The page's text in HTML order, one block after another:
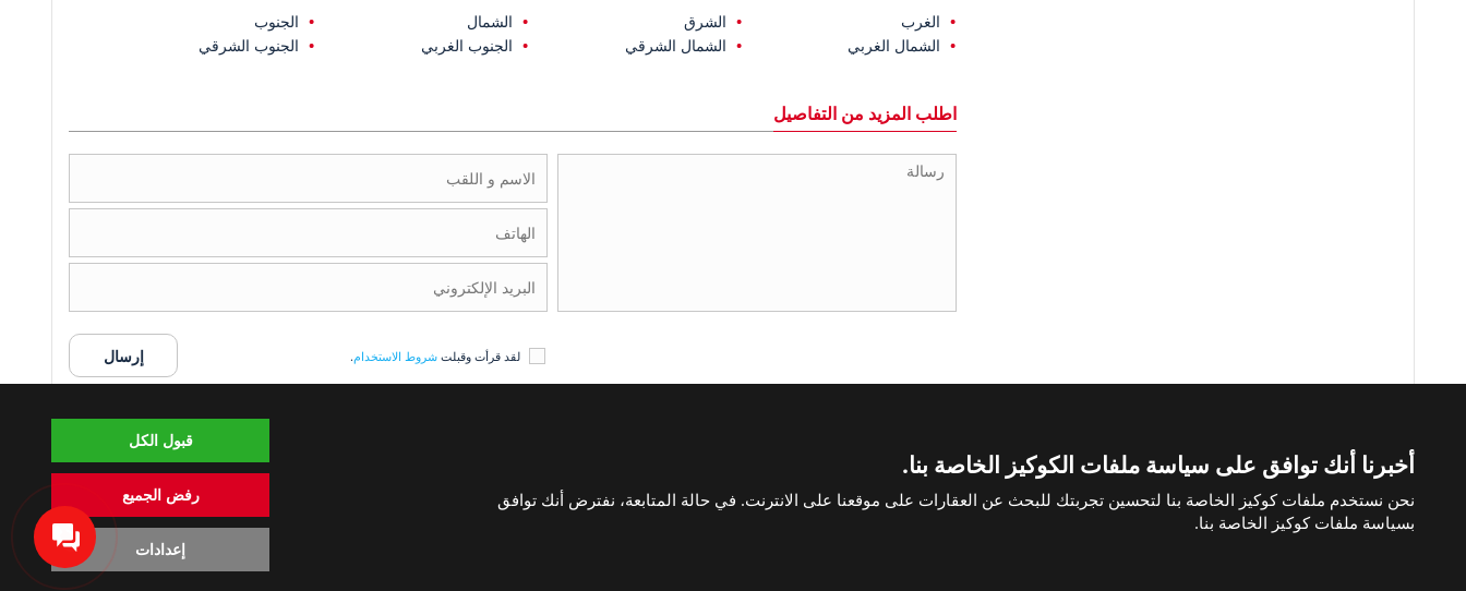
الغرب الشرق الشمال
الجنوب
الشمال الغربي
الشمال الشرقي الجنوب الغربي الجنوب الشرقي
اطلب المزيد من التفاصيل
لقد قرأت وقبلتشروط الاستخدام.
الصفحات المفضلة
شراء شقة في تركيا
شراء فيلا في تركيا شراء منزل في انطاليا
الإشعارات القانونية وإخلاء المسؤولية
سياسة ملفات الارتباط
يتم قبول البيتكوين
أخبرنا أنك توافق على سياسة ملفات الكوكيز الخاصة بنا.
نحن نستخدم ملفات كوكيز الخاصة بنا لتحسين تجربتك للبحث عن العقارات على موقعنا على الانترنت. في حالة المتابعة، نفترض أنك توافق
بسياسة ملفات كوكيز الخاصة بنا.
قبول الكل
رفض الجميع
إعدادات